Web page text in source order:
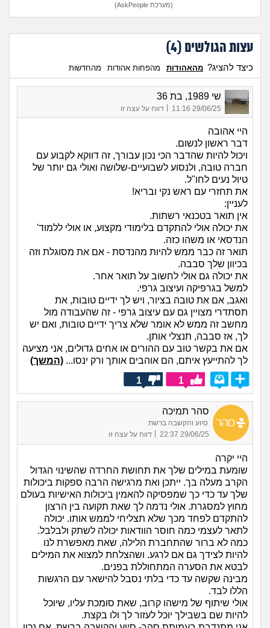
(מערכת AskPeople)
עצות הגולשים (4
)
כיצד להציג? מהאהודות מהפחות אהודות מהחדשות
שי 1989, בת 36
29/06/25 11:16
| דווח על עצה זו
היי אהובה
דבר ראשון לנשום.
ויכול להיות שהדבר הכי נכון עבורך, זה דווקא לקבוע עם
חברה טובה, ולנסוע לשבועיים-שלושה ואולי גם יותר של
טיול נעים לחו"ל.
את תחזרי עם ראש נקי ובריא!
לעניין:
אין תואר בטכנאי רשתות.
את יכולה אולי להתקדם בלימודי מקצוע, או אולי ללמוד'
הנדסאי או משהו כזה.
תואר זה כבר ממש להיות מהנדסת - אם את מסוגלת וזה
בכיוון שלך סבבה.
את יכולה גם אולי לחשוב על תואר אחר.
למשל בגרפיקה ועיצוב גרפי.
ואגב, אם את טובה בציור, ויש לך ידיים טובות, את
תסתדרי מצויין גם עם עיצוב גרפי - זה שהעבודה מול
מחשב זה ממש לא אומר שלא צריך ידיים טובות, ואם יש
לך, אז סבבה, תנצלי אותן.
אם את בקשר טוב עם ההורים או אחים גדולים, אני מציעה
לך להתייעץ איתם, הם אוהבים אותך ורק ינסו... (המשך)
1
1
סהר תמיכה
סיוע והקשבה ברשת
29/06/25 22:37
דווח על עצה זו
היי יקרה
שומעת במילים שלך את תחושת החרדה שהשינוי הגדול
הקרב מעלה בך. ייתכן ואת מרגישה הרבה ספקות ביכולות
שלך עד כדי כך שמפסיקה להאמין ביכולות האישיות בעולם
מחוץ למסגרת. אולי נדמה לך שאת תקועה בין הרצון
להתקדם לפחד מכך שלא תצליחי לממש אותו. יכולה
לתאר לעצמי כמה חוסר הוודאות יכולה לשתק ולבלבל.
כמה לא ברור שהתחברת הלילה, שאת מאפשרת לנו
להיות לצידך גם אם לרגע. ושהצלחת למצוא את המילים
לבטא את הסערה המתחוללת בפנים.
מבינה שקשה עד כדי בלתי נסבל להישאר עם הרגשות
הללו לבד.
אולי שיתוף של מישהו קרוב, שאת סומכת עליו, שיוכל
להיות שם בשבילך יוכל לעזור לך ולו בקצת.